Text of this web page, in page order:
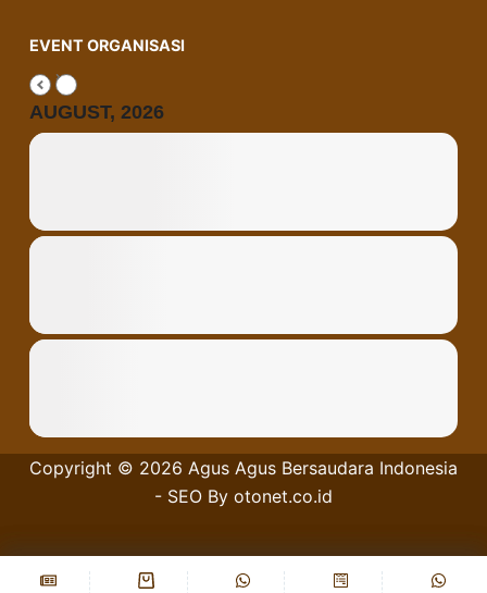
EVENT ORGANISASI
AUGUST, 2026
Copyright © 2026 Agus Agus Bersaudara Indonesia
- SEO By otonet.co.id
Privacy Policy Tentang Kami